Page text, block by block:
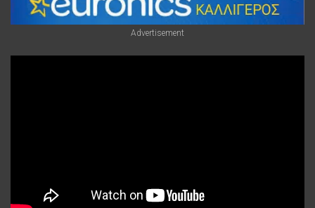
Advertisement